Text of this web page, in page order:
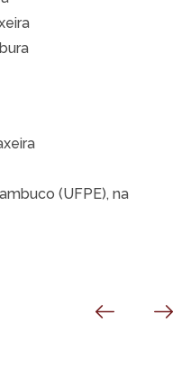
(UFPE), na